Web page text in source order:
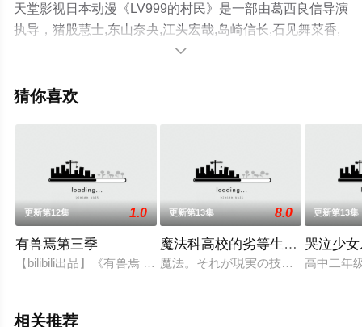
天堂影视日本动漫《LV999的村民》是一部由葛西良信导演
执导，猪股慧士,东山奈央,江头宏哉,岛崎信长,石见舞菜香,
古贺葵,Lynn,梅原裕一郎等演员精彩演绎的日本动漫，手机
多相关信息可移步至豆瓣动漫、电视猫或剧情网等平台了

猜你喜欢
更新第12集 1.0
有兽焉第三季
【bilibili出品】《有兽焉 第三季》最新PV上线！神兽们的故事还
更新第13集 8.0
魔法科高校的劣等生第三季
魔法。それが現実の技術として確立
更新第13集
哭泣少
高中二年
相关推荐